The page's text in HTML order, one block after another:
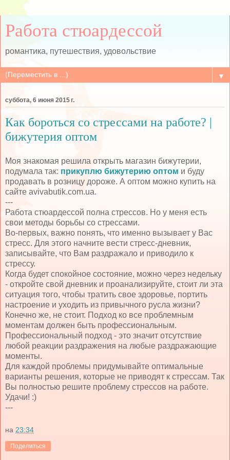
Работа стюардессой
романтика, путешествия, удовольствие
▼
суббота, 6 июня 2015 г.
Как бороться со стрессами на работе? |
бижутерия оптом
Моя знакомая решила открыть магазин бижутерии,
подумала так: прикуплю бижутерию оптом и буду
продавать в розницу дороже. А оптом можно купить на
сайте avivabutik.com.ua.
---
Работа стюардессой полна стрессов. Но у меня есть
свои методы борьбы со стрессами.
Во-первых, важно понять, что именно вызывает у Вас
стресс. Для этого начните вести стресс-дневник,
записывайте, что Вам раздражало и приводило к
стрессу.
Когда будет спокойное состояние, можно через недельку
- откройте свой дневник и проанализируйте, стоит ли эта
ситуация того, чтобы тратить свое здоровье, портить
настроение и уходить из привычного русла жизни?
Конечно же, не стоит. Подход ко все проблемным
моментам должен быть профессиональным.
Профессиональный подход - это значит отсутствие
любой реакции раздражения на любые раздражающие
моменты.
Для каждой проблемы придумывайте оптимальные
варианты решения, которые не приводят к стрессам. Так
Вы полностью решите проблему стрессов на работе.
Удачи! :)
---
на 23:34
Поделиться